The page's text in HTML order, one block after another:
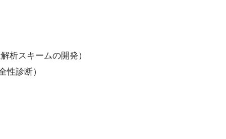
析スキームの開発）
診断）